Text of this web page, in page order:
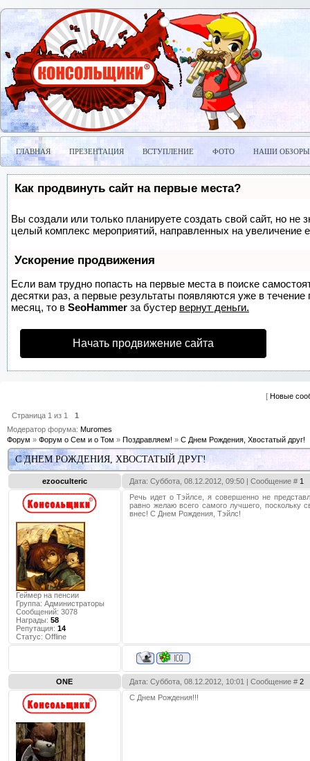
ГЛАВНАЯ ПРЕЗЕНТАЦИЯ ВСТУПЛЕНИЕ ФОТО НАШИ ОБЗОРЫ
Как продвинуть сайт на первые места?
Вы создали или только планируете создать свой сайт, но не
целый комплекс мероприятий, направленных на увеличение
Ускорение продвижения
Если вам трудно попасть на первые места в поиске
десятки раз, а первые результаты появляются уже в
месяц, то в SeoHammer за бустер вернут деньги.
Начать продвижение сайта
[ Новые
Страница 1 из 1
1
Модератор форума: Muromes
Форум » Форум о Сем и о Том » Поздравляем! » С Днем Рождения, Хвостатый друг!
С ДНЕМ РОЖДЕНИЯ, ХВОСТАТЫЙ ДРУГ!
ezooculteric Дата: Суббота, 08.12.2012, 09:50 | Сообщение # 1
Геймер на пенсии
Группа: Администраторы
Сообщений: 3078
Награды: 58
Репутация: 14
Статус: Offline
Речь идет о Тэйлсе, я совершенно не
равно желаю всего самого лучшего, поскольку
внес! С Днем Рождения, Тэйлс!
ONE Дата: Суббота, 08.12.2012, 10:01 | Сообщение # 2
С Днем Рождения!!!